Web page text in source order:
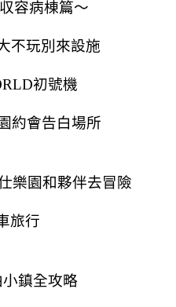
容病棟篇～
不玩別來設施
初號機
約會告白場所
樂園和夥伴去冒險
旅行
鎮全攻略